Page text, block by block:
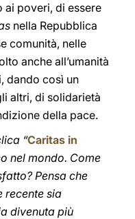
ai poveri, di essere
nella Repubblica
comunità, nelle
anche all’umanità
dando così un
altri, di solidarietà
della pace.
“Caritas in
nel mondo. Come
Pensa che
recente sia
divenuta più